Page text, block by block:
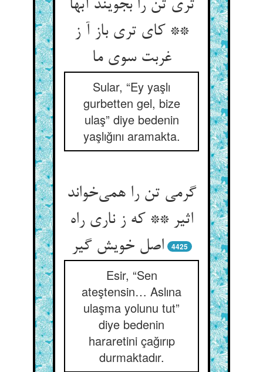
تری تن را بجویند آبها
** کای تری باز آ ز
غربت سوی ما
Sular, “Ey yaşlı
gurbetten gel, bize
ulaş” diye bedenin
yaşlığını aramakta.
گرمی تن را همی‌خواند
اثیر ** که ز ناری راه
اصل خویش گیر
4425
Esir, “Sen
ateştensin… Aslına
ulaşma yolunu tut”
diye bedenin
hararetini çağırıp
durmaktadır.